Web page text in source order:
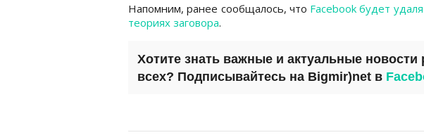
Напомним, ранее сообщалось, что Facebook будет
теориях заговора.
Хотите знать важные и актуальные новости
всех? Подписывайтесь на Bigmir)net в